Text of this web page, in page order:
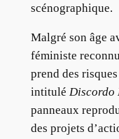
scénographique.
Malgré son âge
féministe
prend des
intitulé Discordo
panneaux
des projets